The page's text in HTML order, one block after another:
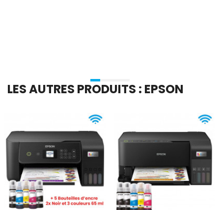
LES AUTRES PRODUITS : EPSON